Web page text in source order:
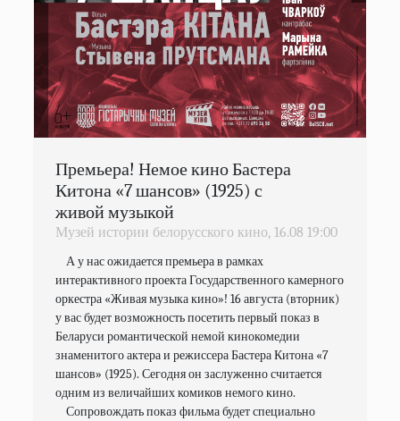
Премьера! Немое кино Бастера
Китона «7 шансов» (1925) с
живой музыкой
Музей истории белорусского кино, 16.08 19:00
А у нас ожидается премьера в рамках
интерактивного проекта Государственного камерного
оркестра «Живая музыка кино»! 16 августа (вторник)
у вас будет возможность посетить первый показ в
Беларуси романтической немой кинокомедии
знаменитого актера и режиссера Бастера Китона «7
шансов» (1925). Сегодня он заслуженно считается
одним из величайших комиков немого кино.
Сопровождать​ показ фильма будет специально